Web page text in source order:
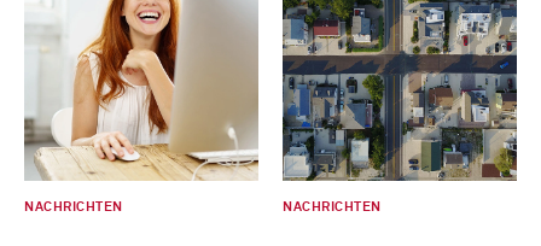
NACHRICHTEN NACHRICHTEN